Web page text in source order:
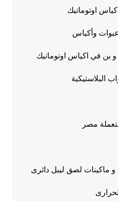
اوتوماتيك
وأكياس
و بن في اكياس اوتوماتيك
البلاستيكية
مصر
و ماكينات لصق ليبل دائرى